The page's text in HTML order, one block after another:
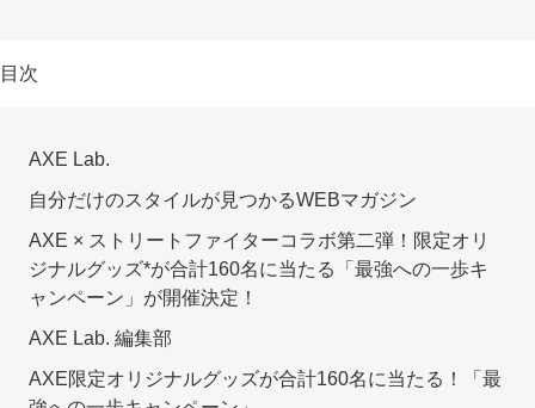
目次
AXE Lab.
自分だけのスタイルが見つかるWEBマガジン
AXE × ストリートファイターコラボ第二弾！限定オリ
ジナルグッズ*が合計160名に当たる「最強への一歩キ
ャンペーン」が開催決定！
AXE Lab. 編集部
AXE限定オリジナルグッズが合計160名に当たる！「最